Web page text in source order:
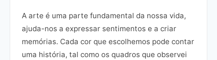
A arte é uma parte fundamental da nossa vida,
ajuda-nos a expressar sentimentos e a criar
memórias. Cada cor que escolhemos pode contar
uma história, tal como os quadros que observei